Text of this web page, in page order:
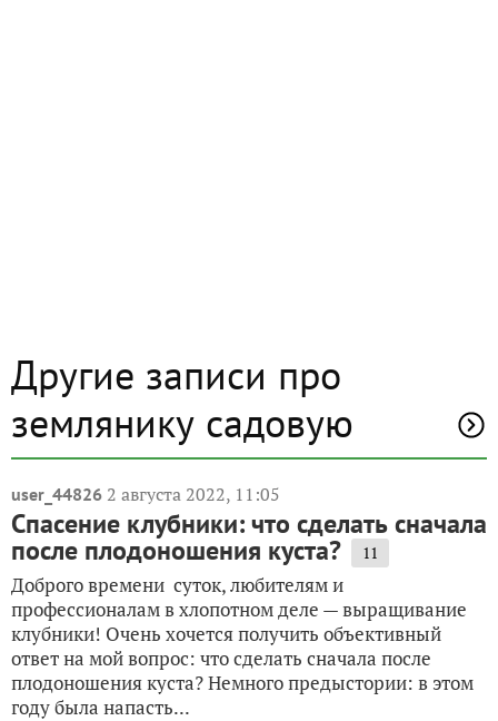
Другие записи про
землянику садовую
user_44826 2 августа 2022, 11:05
Спасение клубники: что сделать сначала
после плодоношения куста? 11
Доброго времени суток, любителям и
профессионалам в хлопотном деле — выращивание
клубники! Очень хочется получить объективный
ответ на мой вопрос: что сделать сначала после
плодоношения куста? Немного предыстории: в этом
году была напасть...